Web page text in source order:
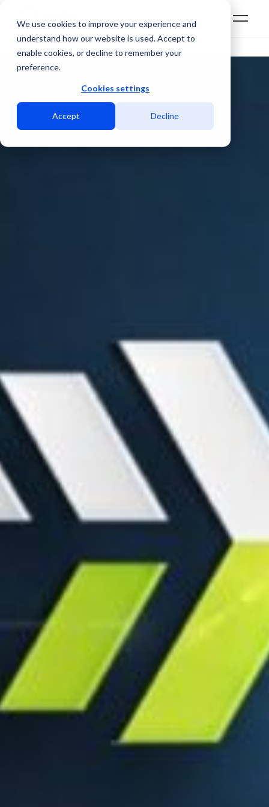
We use cookies to improve your experience and
understand how our website is used. Accept to
enable cookies, or decline to remember your
preference.
Cookies settings
Accept Decline